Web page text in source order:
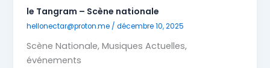
le Tangram – Scène nationale
hellonectar@proton.me /décembre 10, 2025
Scène Nationale, Musiques Actuelles,
événements